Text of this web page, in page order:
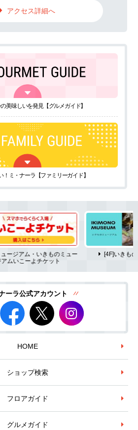
アクセス詳細へ
美味しいを発見 【グルメガイド】
！ミ・ナーラ 【ファミリーガイド】
ージアム・いきものミュー
アムいこーよチケット
[4F]いきも
ーラ公式アカウント
HOME
ショップ検索
フロアガイド
グルメガイド